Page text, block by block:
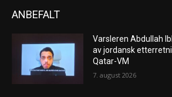
ANBEFALT
Varsleren Abdullah
av jordansk
Qatar-VM
7. august 2026